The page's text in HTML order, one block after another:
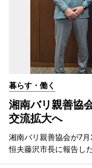
暮らす・働く
湘南バリ親善協
交流拡大へ
湘南バリ親善協会が7
恒夫藤沢市長に報告した